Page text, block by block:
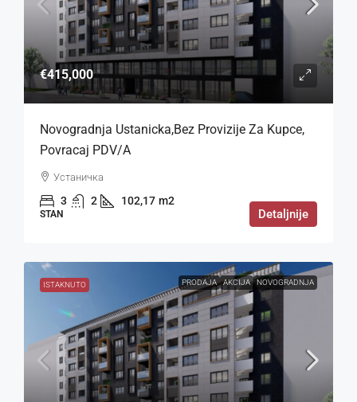
€415,000
Novogradnja Ustanicka,bez Provizije Za Kupce,
Povracaj PDV/a
Устаничка
3 2 102,17 m2
STAN Detaljnije
ISTAKNUTO PRODAJA AKCIJA NOVOGRADNJA